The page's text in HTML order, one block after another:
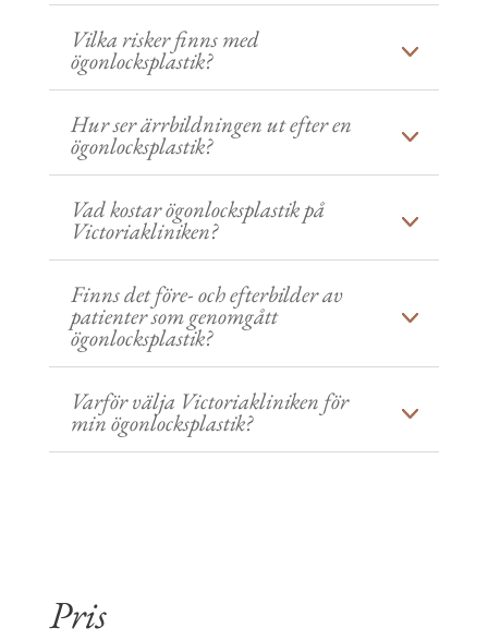
Vilka risker finns med
ögonlocksplastik?
Hur ser ärrbildningen ut efter en
ögonlocksplastik?
Vad kostar ögonlocksplastik på
Victoriakliniken?
Finns det före- och efterbilder av
patienter som genomgått
ögonlocksplastik?
Varför välja Victoriakliniken för
min ögonlocksplastik?
Pris